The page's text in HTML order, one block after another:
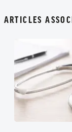
ARTICLES